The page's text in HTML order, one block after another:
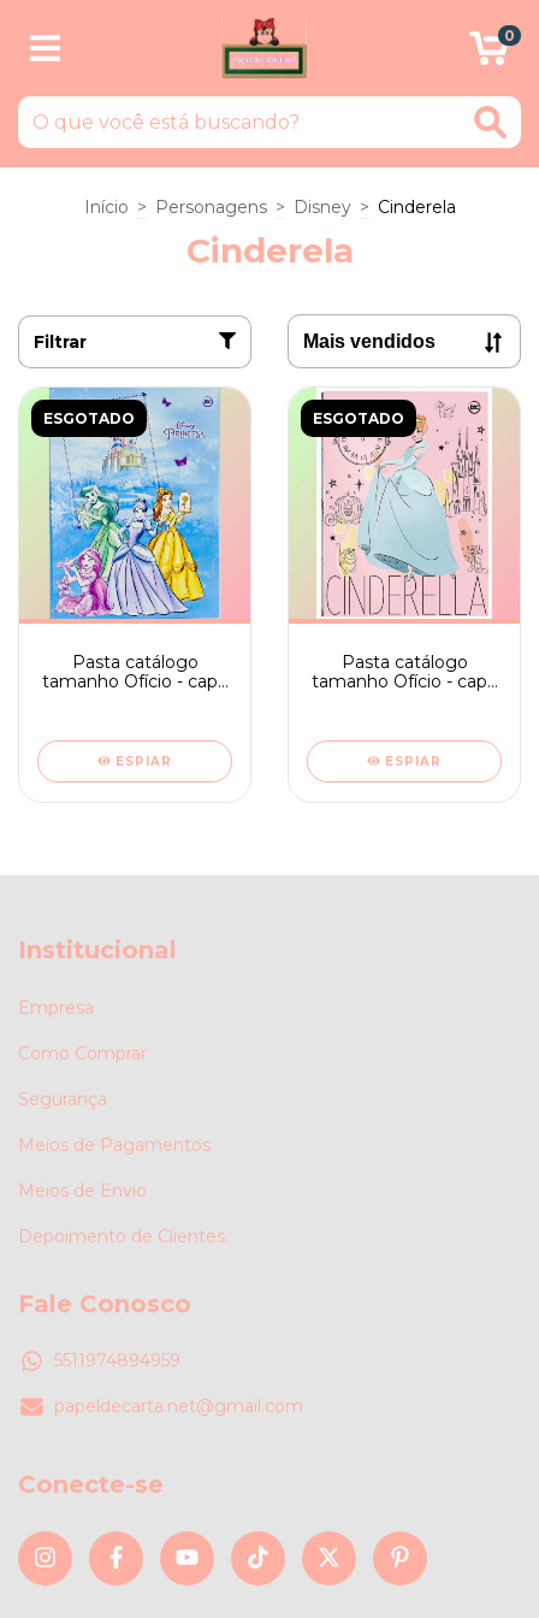
0
Início > Personagens > Disney > Cinderela
Cinderela
Filtrar
ESGOTADO
Pasta catálogo
tamanho Ofício - capa
(Bela, Jasmine, Ariel e
Cinderela)
ESPIAR
ESGOTADO
Pasta catálogo
tamanho Ofício - capa
ESPIAR
Institucional
Empresa
Como Comprar
Segurança
Meios de Pagamentos
Meios de Envio
Depoimento de Clientes
Fale Conosco
5511974894959
papeldecarta.net@gmail.com
Conecte-se